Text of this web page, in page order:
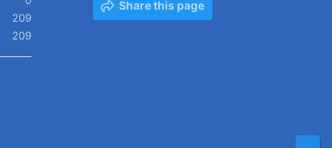
209
209
Share this page